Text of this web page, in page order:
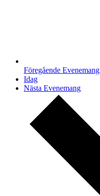
Föregående Evenemang
Idag
Nästa Evenemang